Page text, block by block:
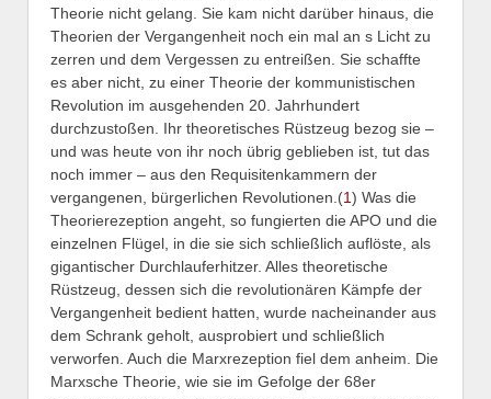
Theorie nicht gelang. Sie kam nicht darüber hinaus, die
Theorien der Vergangenheit noch ein mal an s Licht zu
zerren und dem Vergessen zu entreißen. Sie schaffte
es aber nicht, zu einer Theorie der kommunistischen
Revolution im ausgehenden 20. Jahrhundert
durchzustoßen. Ihr theoretisches Rüstzeug bezog sie –
und was heute von ihr noch übrig geblieben ist, tut das
noch immer – aus den Requisitenkammern der
vergangenen, bürgerlichen Revolutionen.(1) Was die
Theorierezeption angeht, so fungierten die APO und die
einzelnen Flügel, in die sie sich schließlich auflöste, als
gigantischer Durchlauferhitzer. Alles theoretische
Rüstzeug, dessen sich die revolutionären Kämpfe der
Vergangenheit bedient hatten, wurde nacheinander aus
dem Schrank geholt, ausprobiert und schließlich
verworfen. Auch die Marxrezeption fiel dem anheim. Die
Marxsche Theorie, wie sie im Gefolge der 68er